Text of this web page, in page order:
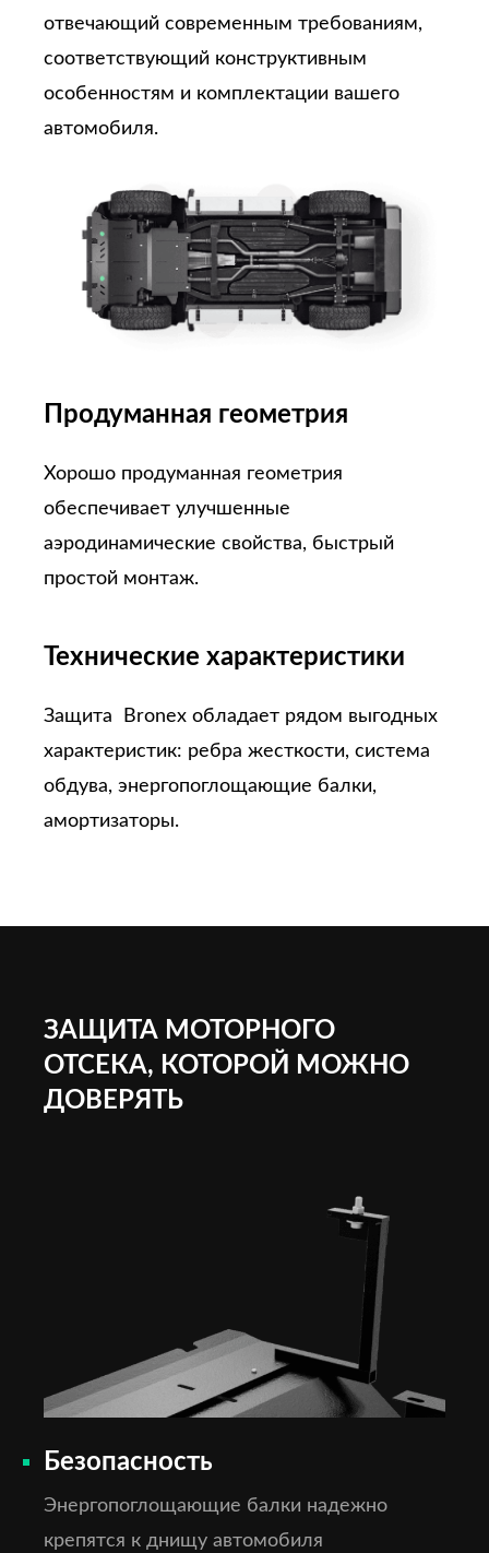
отвечающий современным требованиям,
соответствующий конструктивным
особенностям и комплектации вашего
автомобиля.
Продуманная геометрия
Хорошо продуманная геометрия
обеспечивает улучшенные
аэродинамические свойства, быстрый
простой монтаж.
Технические характеристики
Защита Bronex обладает рядом выгодных
характеристик: ребра жесткости, система
обдува, энергопоглощающие балки,
амортизаторы.
ЗАЩИТА МОТОРНОГО
ОТСЕКА, КОТОРОЙ МОЖНО
ДОВЕРЯТЬ
Безопасность
Энергопоглощающие балки надежно
крепятся к днищу автомобиля